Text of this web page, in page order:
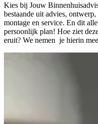
Kies bij Jouw
bestaande uit advies,
montage en service. En dit
persoonlijk plan! Hoe ziet
eruit? We nemen je hierin